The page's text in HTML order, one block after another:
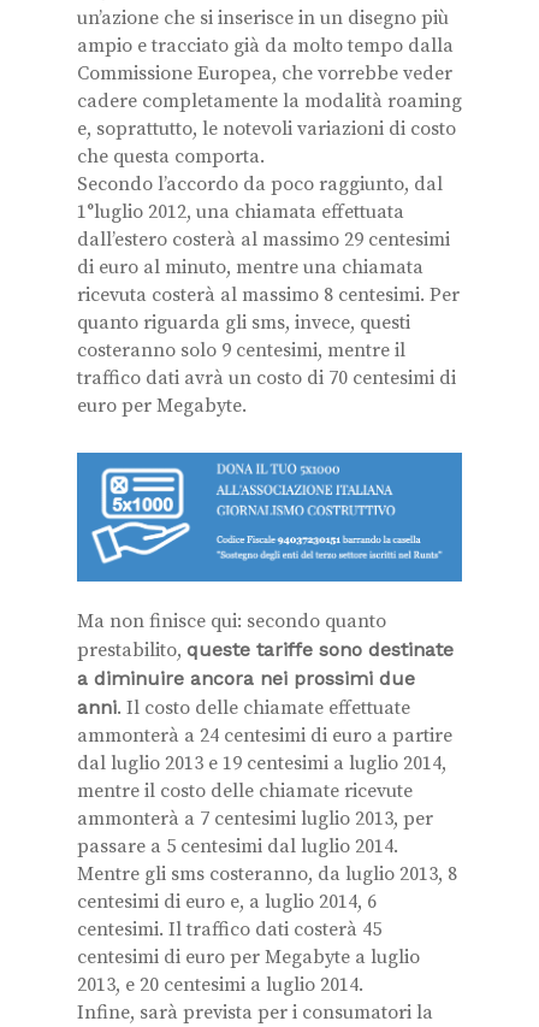
un’azione che si inserisce in un disegno più
ampio e tracciato già da molto tempo dalla
Commissione Europea, che vorrebbe veder
cadere completamente la modalità roaming
e, soprattutto, le notevoli variazioni di costo
che questa comporta.
Secondo l’accordo da poco raggiunto, dal
1°luglio 2012, una chiamata effettuata
dall’estero costerà al massimo 29 centesimi
di euro al minuto, mentre una chiamata
ricevuta costerà al massimo 8 centesimi. Per
quanto riguarda gli sms, invece, questi
costeranno solo 9 centesimi, mentre il
traffico dati avrà un costo di 70 centesimi di
euro per Megabyte.
Ma non finisce qui: secondo quanto
prestabilito, queste tariffe sono destinate
a diminuire ancora nei prossimi due
anni. Il costo delle chiamate effettuate
ammonterà a 24 centesimi di euro a partire
dal luglio 2013 e 19 centesimi a luglio 2014,
mentre il costo delle chiamate ricevute
ammonterà a 7 centesimi luglio 2013, per
passare a 5 centesimi dal luglio 2014.
Mentre gli sms costeranno, da luglio 2013, 8
centesimi di euro e, a luglio 2014, 6
centesimi. Il traffico dati costerà 45
centesimi di euro per Megabyte a luglio
2013, e 20 centesimi a luglio 2014.
Infine, sarà prevista per i consumatori la